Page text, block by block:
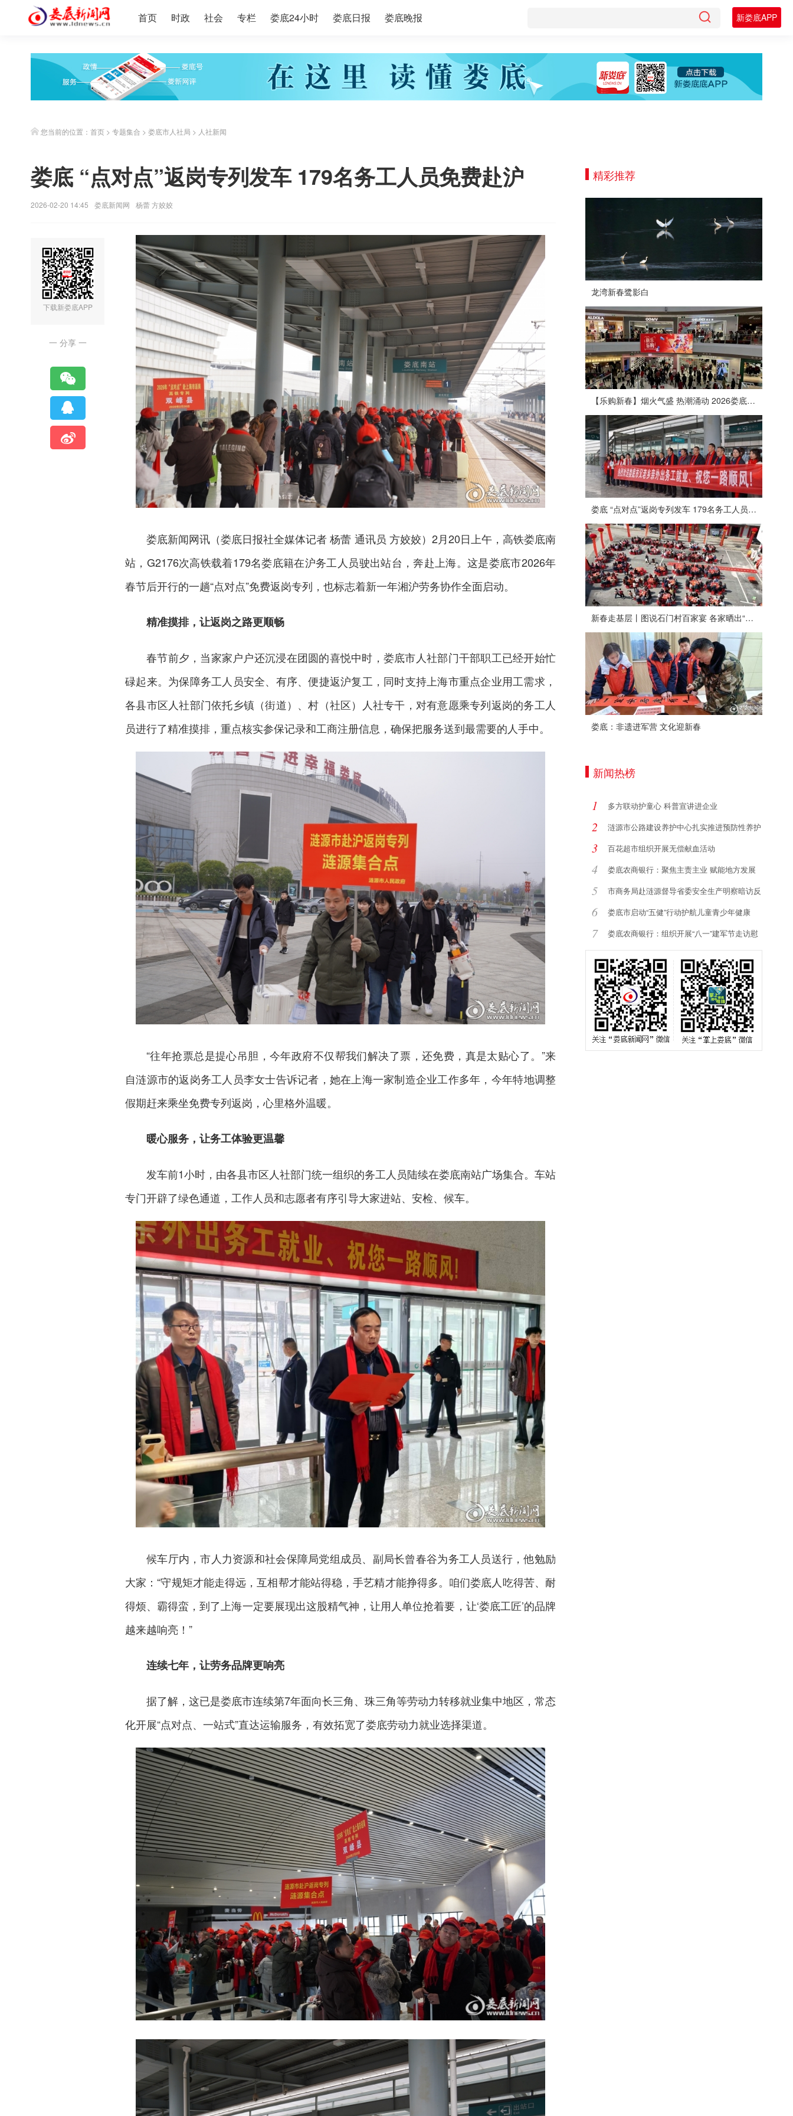
首页 时政 社会 专栏 娄底24小时 娄底日报 娄底晚报 新娄底APP
您当前的位置： 首页 > 专题集合 > 娄底市人社局 > 人社新闻
娄底 “点对点”返岗专列发车 179名务工人员免费赴沪
2026-02-20 14:45 娄底新闻网 杨蕾 方姣姣
下载新娄底APP
一 分享 一
娄底新闻网讯（娄底日报社全媒体记者 杨蕾 通讯员 方姣姣）2月20日上午，高铁娄底南
站，G2176次高铁载着179名娄底籍在沪务工人员驶出站台，奔赴上海。这是娄底市2026年
春节后开行的一趟“点对点”免费返岗专列，也标志着新一年湘沪劳务协作全面启动。
精准摸排，让返岗之路更顺畅
春节前夕，当家家户户还沉浸在团圆的喜悦中时，娄底市人社部门干部职工已经开始忙
碌起来。为保障务工人员安全、有序、便捷返沪复工，同时支持上海市重点企业用工需求，
各县市区人社部门依托乡镇（街道）、村（社区）人社专干，对有意愿乘专列返岗的务工人
员进行了精准摸排，重点核实参保记录和工商注册信息，确保把服务送到最需要的人手中。
“往年抢票总是提心吊胆，今年政府不仅帮我们解决了票，还免费，真是太贴心了。”来
自涟源市的返岗务工人员李女士告诉记者，她在上海一家制造企业工作多年，今年特地调整
假期赶来乘坐免费专列返岗，心里格外温暖。
暖心服务，让务工体验更温馨
发车前1小时，由各县市区人社部门统一组织的务工人员陆续在娄底南站广场集合。车站
专门开辟了绿色通道，工作人员和志愿者有序引导大家进站、安检、候车。
候车厅内，市人力资源和社会保障局党组成员、副局长曾春谷为务工人员送行，他勉励
大家：“守规矩才能走得远，互相帮才能站得稳，手艺精才能挣得多。咱们娄底人吃得苦、耐
得烦、霸得蛮，到了上海一定要展现出这股精气神，让用人单位抢着要，让‘娄底工匠’的品牌
越来越响亮！”
连续七年，让劳务品牌更响亮
据了解，这已是娄底市连续第7年面向长三角、珠三角等劳动力转移就业集中地区，常态
化开展“点对点、一站式”直达运输服务，有效拓宽了娄底劳动力就业选择渠道。
精彩推荐
龙湾新春鹭影白
【乐购新春】烟火气盛 热潮涌动 2026娄底春节消费市场喜迎“开门红”
娄底 “点对点”返岗专列发车 179名务工人员免费赴沪
新春走基层丨图说石门村百家宴 各家晒出“拿手菜”
娄底：非遗进军营 文化迎新春
新闻热榜
1 多方联动护童心 科普宣讲进企业
2
涟源市公路建设养护中心扎实推进预防性养护
3 百花超市组织开展无偿献血活动
4 娄底农商银行：聚焦主责主业 赋能地方发展
5
市商务局赴涟源督导省委安全生产明察暗访反
6 娄底市启动“五健”行动护航儿童青少年健康
7 娄底农商银行：组织开展“八一”建军节走访慰